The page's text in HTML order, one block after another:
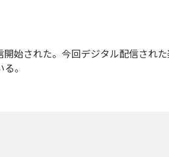
信開始された。今回デジタル配信された
。